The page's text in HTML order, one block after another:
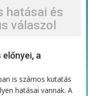
hatásai és
válaszol
a
is számos kutatás
hatásai vannak. A